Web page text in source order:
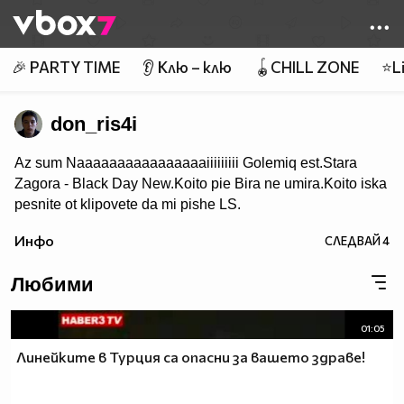
👾
🎉 PARTY TIME 👂 Клю – клю 🪀CHILL ZONE
don_ris4i
Az sum Naaaaaaaaaaaaaaaaiiiiiiiii Golemiq est.Stara
Zagora - Black Day New.Koito pie Bira ne umira.Koito iska
pesnite ot klipovete da mi pishe LS.
Инфо СЛЕДВАЙ4
Любими
01:05
Линейките в Турция са опасни за вашето здраве!